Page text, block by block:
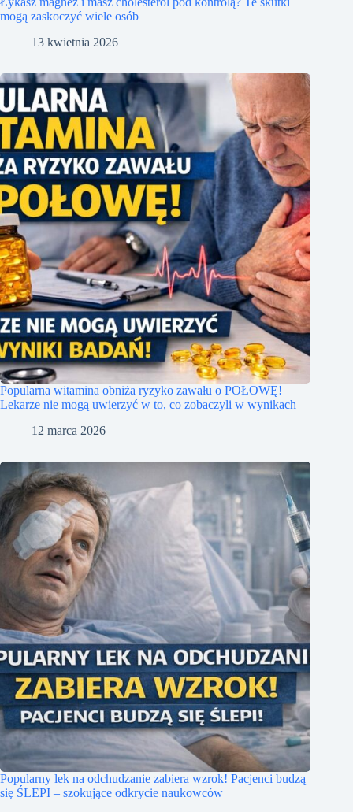
mogą zaskoczyć wiele osób
13 kwietnia 2026
Popularna witamina obniża ryzyko zawału o POŁOWĘ!
Lekarze nie mogą uwierzyć w to, co zobaczyli w wynikach
12 marca 2026
Popularny lek na odchudzanie zabiera wzrok! Pacjenci budzą
się ŚLEPI – szokujące odkrycie naukowców